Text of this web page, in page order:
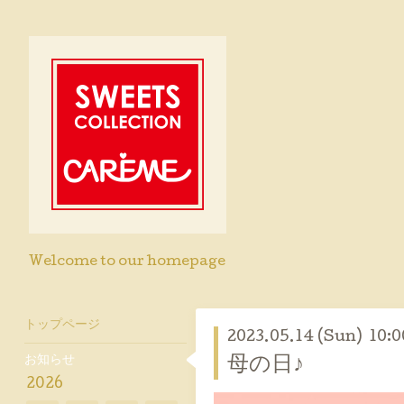
Welcome to our homepage
2023.05.14 (Sun)
母の日♪
トップページ
お知らせ
2026